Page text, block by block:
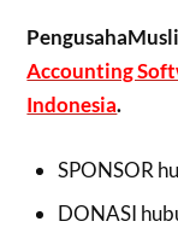
Accounting
Indonesia.
SPONSOR
DONASI